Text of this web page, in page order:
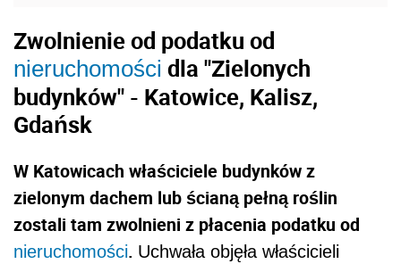
Zwolnienie od podatku od
nieruchomości dla "Zielonych
budynków" - Katowice, Kalisz,
Gdańsk
W Katowicach właściciele budynków z
zielonym dachem lub ścianą pełną roślin
zostali tam zwolnieni z płacenia podatku od
nieruchomości. Uchwała objęła właścicieli